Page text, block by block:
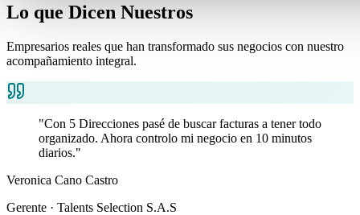
Lo que Dicen Nuestros
Empresarios reales que han transformado sus negocios con nuestro
acompañamiento integral.
"Con 5 Direcciones pasé de buscar facturas a tener todo
organizado. Ahora controlo mi negocio en 10 minutos
diarios."
Veronica Cano Castro
Gerente · Talents Selection S.A.S